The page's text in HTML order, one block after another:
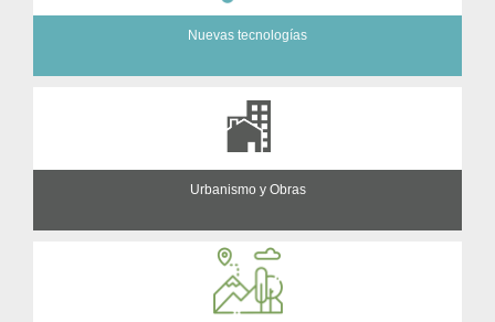
Nuevas tecnologías
Urbanismo y Obras